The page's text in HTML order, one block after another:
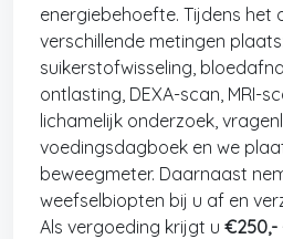
energiebehoefte. Tijdens het
verschillende metingen
suikerstofwisseling,
ontlasting, DEXA-scan, MRI-
lichamelijk onderzoek,
voedingsdagboek en we
beweegmeter. Daarnaast
weefselbiopten bij u af en
Als vergoeding krijgt u €250,-